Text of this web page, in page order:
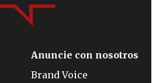
Anuncie con nosotros
Brand Voice